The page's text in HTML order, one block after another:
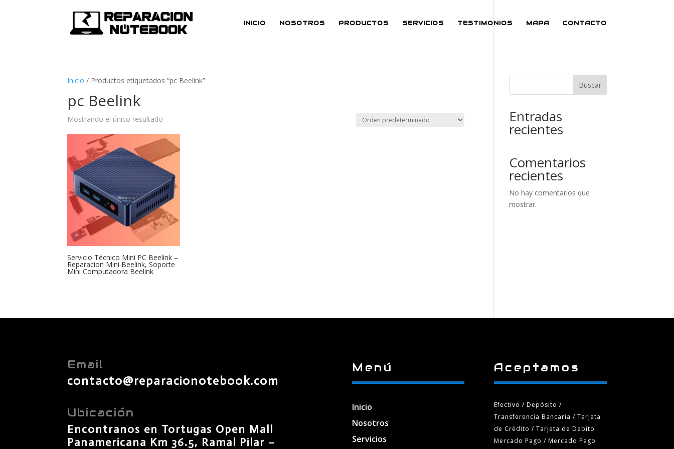
INICIO NOSOTROS PRODUCTOS SERVICIOS TESTIMONIOS MAPA CONTACTO
Inicio / Productos etiquetados “pc Beelink”
pc Beelink
Mostrando el único resultado
Servicio Técnico Mini PC Beelink –
Reparacion Mini Beelink, Soporte
Mini Computadora Beelink
Buscar
Entradas
recientes
Comentarios
recientes
No hay comentarios que
mostrar.
Email
contacto@reparacionotebook.com
Ubicación
Encontranos en Tortugas Open Mall
Panamericana Km 36.5, Ramal Pilar –
Menú
Inicio
Nosotros
Servicios
Aceptamos
Efectivo / Depósito /
Transferencia Bancaria/ Tarjeta
de Crédito / Tarjeta de Debito
Mercado Pago / Mercado Pago